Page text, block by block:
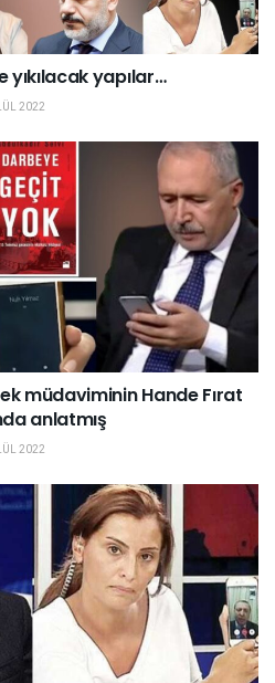
yıkılacak yapılar…
2022
müdaviminin Hande Fırat
anlatmış
2022